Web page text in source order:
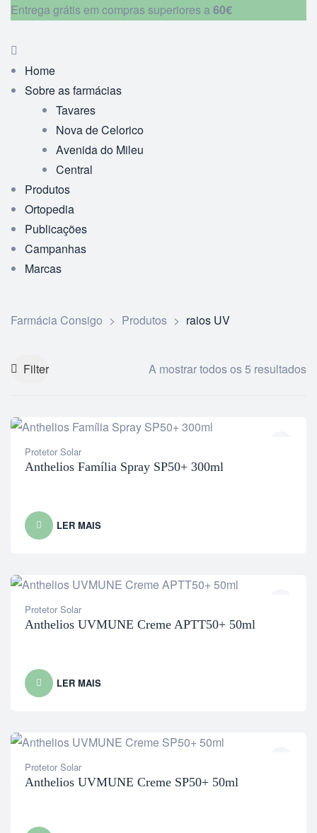
Entrega grátis em compras superiores a60€
Home
Sobre as farmácias
Tavares
Nova de Celorico
Avenida do Mileu
Central
Produtos
Ortopedia
Publicações
Campanhas
Marcas
Farmácia Consigo > Produtos > raios UV
Filter A mostrar todos os 5 resultados
Protetor Solar
Anthelios Família Spray SP50+ 300ml
LER MAIS
Protetor Solar
Anthelios UVMUNE Creme APTT50+ 50ml
LER MAIS
Protetor Solar
Anthelios UVMUNE Creme SP50+ 50ml